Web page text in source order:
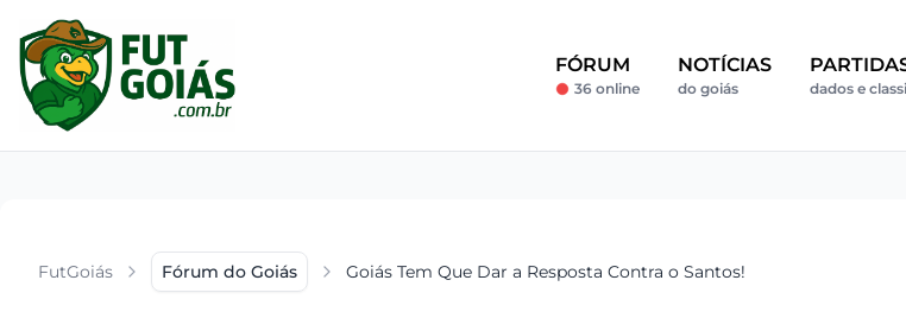
FÓRUM
36 online
NOTÍCIAS
do goiás dados e
FutGoiás Fórum do Goiás Goiás Tem Que Dar a Resposta Contra o Santos!